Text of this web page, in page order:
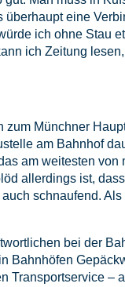
eine
ich ohne Stau
ich Zeitung
Münchner
am Bahnhof
am weitesten
allerdings ist,
schnaufend.
bei der
Bahnhöfen
Transportservice –